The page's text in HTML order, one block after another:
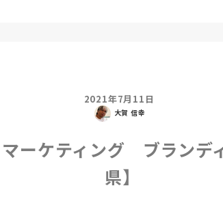
ーケティング ブランデ
県】
大賀 信幸
2021年7月11日